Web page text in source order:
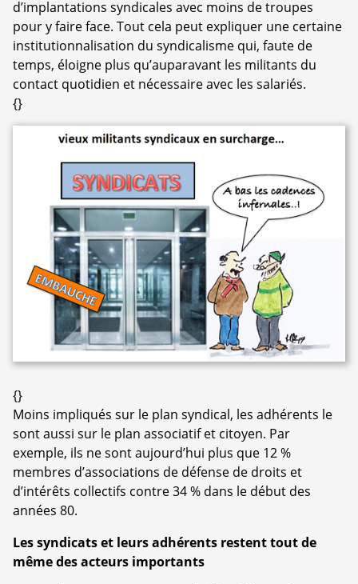
d’implantations syndicales avec moins de troupes
pour y faire face. Tout cela peut expliquer une certaine
institutionnalisation du syndicalisme qui, faute de
temps, éloigne plus qu’auparavant les militants du
contact quotidien et nécessaire avec les salariés.
{}
{}
Moins impliqués sur le plan syndical, les adhérents le
sont aussi sur le plan associatif et citoyen. Par
exemple, ils ne sont aujourd’hui plus que 12 %
membres d’associations de défense de droits et
d’intérêts collectifs contre 34 % dans le début des
années 80.
Les syndicats et leurs adhérents restent tout de
même des acteurs importants